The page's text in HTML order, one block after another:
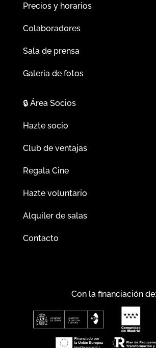
Precios y horarios
Colaboradores
Sala de prensa
Galería de fotos
🔒Área Socios
Hazte socio
Club de ventajas
Regala Cine
Hazte voluntario
Alquiler de salas
Contacto
Con la financiación de: